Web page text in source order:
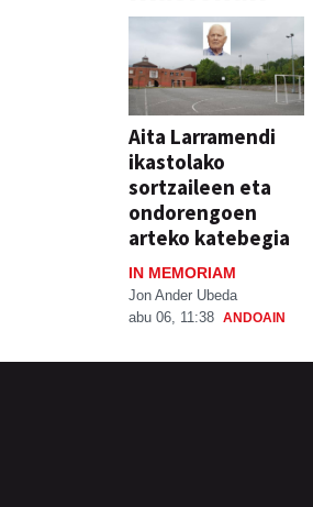
Aita Larramendi
ikastolako
sortzaileen eta
ondorengoen
arteko katebegia
IN MEMORIAM
Jon Ander Ubeda
abu 06, 11:38 ANDOAIN